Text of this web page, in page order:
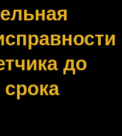
до